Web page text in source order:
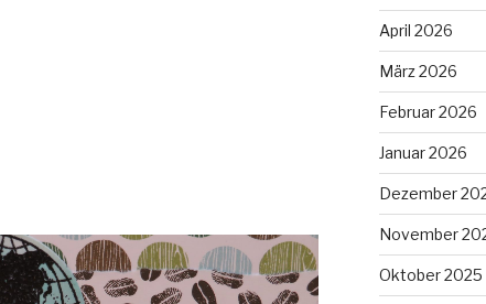
April 2026
März 2026
Februar 2026
Januar 2026
Dezember
November
Oktober 2025